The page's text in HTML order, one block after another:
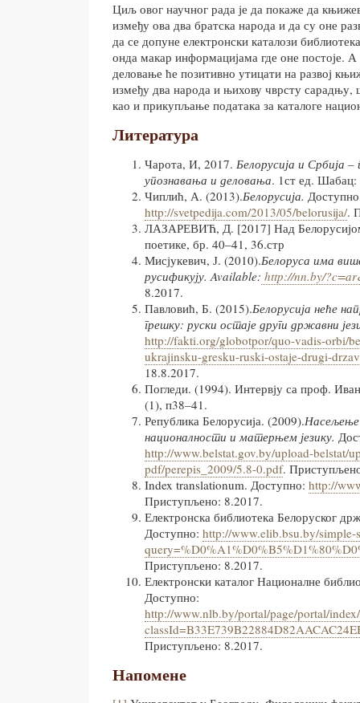
Циљ овог научног рада је да покаже да
између ова два братска народа и да су оне
да се допуне електронски каталози
онда макар информацијама где оне постоје.
деловање ће позитивно утицати на развој
између два народа и њихову чврсту сарадњу,
као и прикупљање података за каталоге
Литература
Чарота, И, 2017. Белорусија и Србија –
упознавања и деловања. 1ст ед. Шабац:
Чиплић, А. (2013).Белорусија.
http://svetpedija.com/2013/05/belorusija/.
ЛАЗАРЕВИЋ, Д. [2017] Над
поетике, бр. 40–41, 36.стр
Мисјукевич, Ј. (2010).Белоруса има
русификују. Available: http://nn.by/
8.2017.
Павловић, Б. (2015).Белорусија неће
грешку: руски остаје други државни
http://fakti.org/globotpor/quo-vadis-orbi/
ukrajinsku-gresku-ruski-ostaje-drugi-
18.8.2017.
Погледи. (1994). Интервју са проф.
(1), п38–41.
Република Белорусија. (2009).Насељење
националности и матерњем језику.
http://www.belstat.gov.by/upload-belstat/
pdf/perepis_2009/5.8-0.pdf.
Index translationum. Доступно: http://
Приступљено: 8.2017.
Електронска библиотека Белоруског
Доступно: http://www.elib.bsu.by/simple-
Приступљено: 8.2017.
Електронски каталог Националне
Доступно:
http://www.nlb.by/portal/page/portal/
Приступљено: 8.2017.
Напомене